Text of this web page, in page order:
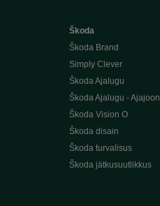
Škoda
Škoda Brand
Simply Clever
Škoda Ajalugu
Škoda Ajalugu - Ajajoon
Škoda Vision O
Škoda disain
Škoda turvalisus
Škoda jätkusuutlikkus